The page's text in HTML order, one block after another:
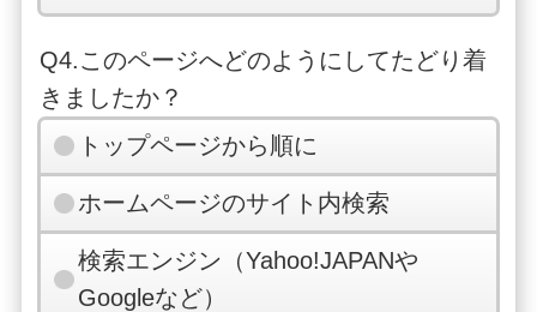
Q4.このページへどのようにしてたどり着
きましたか？
トップページから順に
ホームページのサイト内検索
検索エンジン（Yahoo!JAPANや
Googleなど）